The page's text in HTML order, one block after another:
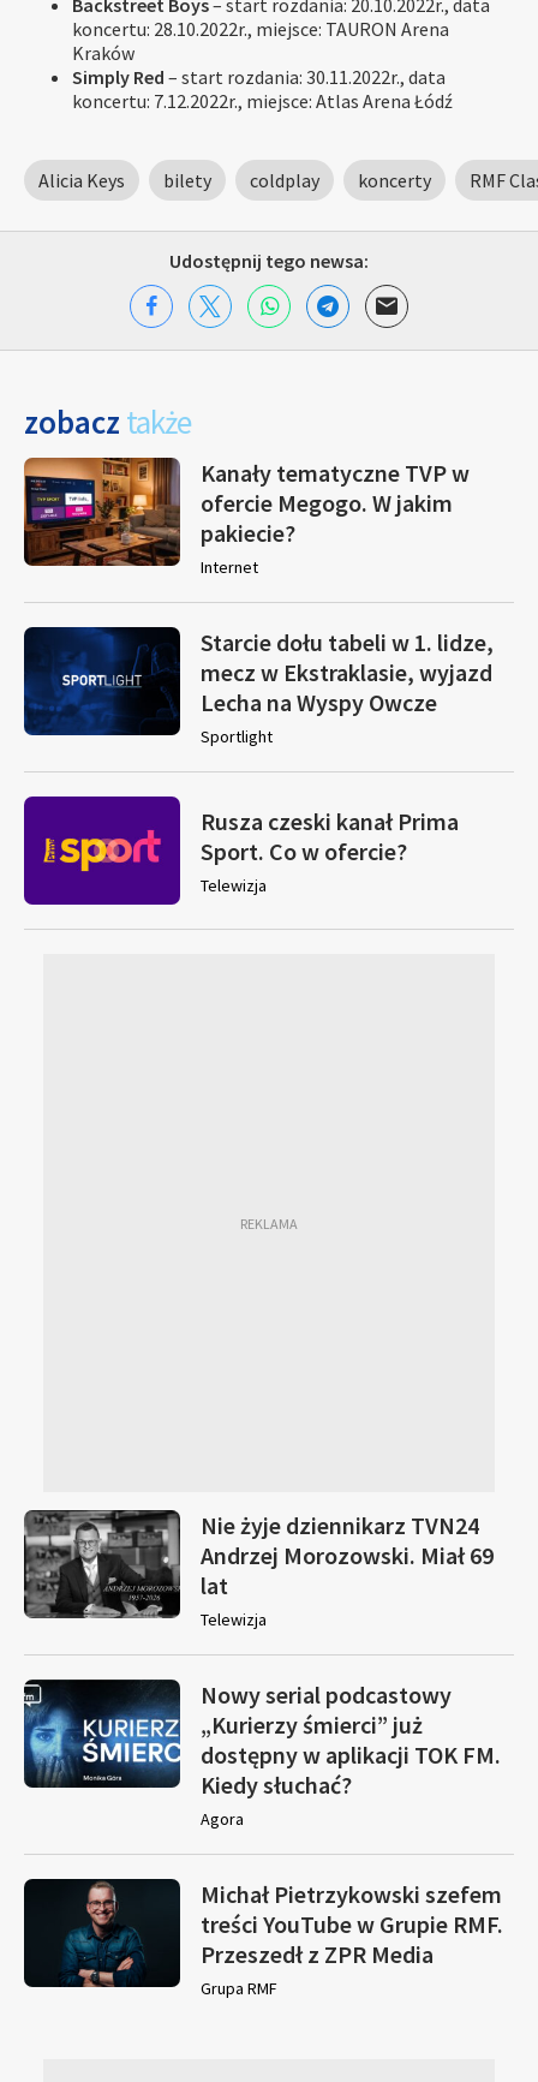
Backstreet Boys– start rozdania: 20.10.2022r., data
koncertu: 28.10.2022r., miejsce: TAURON Arena
Kraków
Simply Red – start rozdania: 30.11.2022r., data
koncertu: 7.12.2022r., miejsce: Atlas Arena Łódź
Alicia Keys bilety coldplay koncerty RMF
Udostępnij tego newsa:
zobacz także
Kanały tematyczne TVP w
ofercie Megogo. W jakim
pakiecie?
Internet
Starcie dołu tabeli w 1. lidze,
mecz w Ekstraklasie, wyjazd
Lecha na Wyspy Owcze
Sportlight
Rusza czeski kanał Prima
Sport. Co w ofercie?
Telewizja
Nie żyje dziennikarz TVN24
Andrzej Morozowski. Miał 69
lat
Telewizja
Nowy serial podcastowy
„Kurierzy śmierci” już
dostępny w aplikacji TOK FM.
Kiedy słuchać?
Agora
Michał Pietrzykowski szefem
treści YouTube w Grupie RMF.
Przeszedł z ZPR Media
Grupa RMF